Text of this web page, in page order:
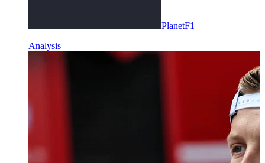
PlanetF1
Analysis